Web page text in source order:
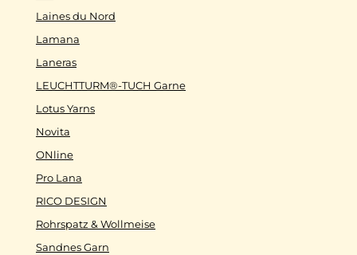
Laines du Nord
Lamana
Laneras
LEUCHTTURM®-TUCH Garne
Lotus Yarns
Novita
ONline
Pro Lana
RICO DESIGN
Rohrspatz & Wollmeise
Sandnes Garn